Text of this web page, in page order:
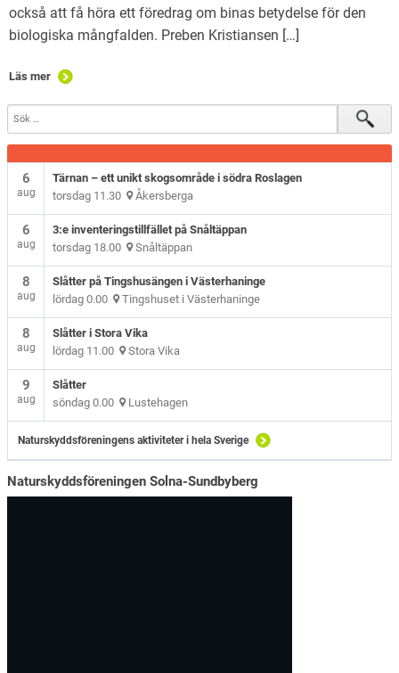
också att få höra ett föredrag om binas betydelse för den
biologiska mångfalden. Preben Kristiansen […]
Läs mer
6
aug
Tärnan – ett unikt skogsområde i södra Roslagen
torsdag 11.30 Åkersberga
6
aug
3:e inventeringstillfället på Snåltäppan
torsdag 18.00 Snåltäppan
8
aug
Slåtter på Tingshusängen i Västerhaninge
lördag 0.00 Tingshuset i Västerhaninge
8
aug
Slåtter i Stora Vika
lördag 11.00 Stora Vika
9
aug
Slåtter
söndag 0.00 Lustehagen
Naturskyddsföreningens aktiviteter i hela Sverige
Naturskyddsföreningen Solna-Sundbyberg